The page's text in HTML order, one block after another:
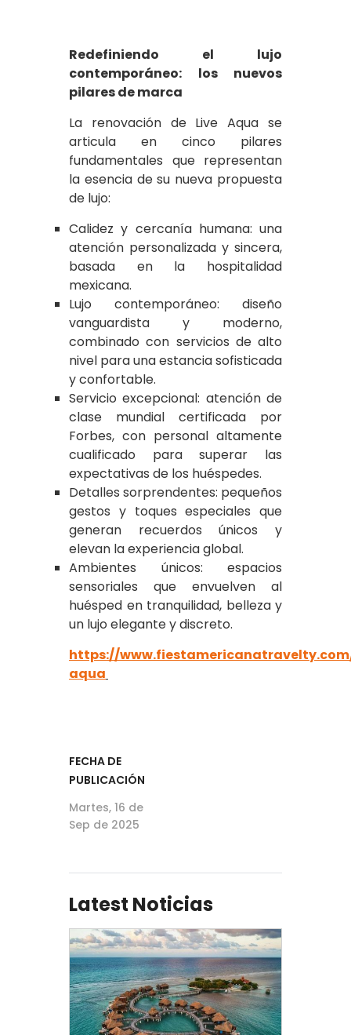
Redefiniendo el lujo
contemporáneo: los nuevos
pilares de marca
La renovación de Live Aqua se
articula en cinco pilares
fundamentales que representan
la esencia de su nueva propuesta
de lujo:
Calidez y cercanía humana: una
atención personalizada y sincera,
basada en la hospitalidad
mexicana.
Lujo contemporáneo: diseño
vanguardista y moderno,
combinado con servicios de alto
nivel para una estancia sofisticada
y confortable.
Servicio excepcional: atención de
clase mundial certificada por
Forbes, con personal altamente
cualificado para superar las
expectativas de los huéspedes.
Detalles sorprendentes: pequeños
gestos y toques especiales que
generan recuerdos únicos y
elevan la experiencia global.
Ambientes únicos: espacios
sensoriales que envuelven al
huésped en tranquilidad, belleza y
un lujo elegante y discreto.
https://
aqua
FECHA DE
PUBLICACIÓN
Martes, 16 de
Sep de 2025
Latest Noticias